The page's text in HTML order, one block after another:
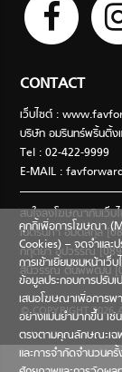
CONTACT
เว็บไซต์ :
บริษัท อมรินทร์พริ้นติ้
Tel : 02-422-9999
E-MAIL :
สนใจลงโฆษณากับเว็บ
เนตรนภา อมตสกุล
กฤตยา อุปวรรณ
สินีวรรณ ตันพิพัฒน์
© COPYRIGHT 2026
คุกกี้เพื่อการโฆษณา
Cookies) – จดจำและ
การเข้าเยี่ยมชมหน้าเว็
ข้อมูลประกอบการปรับ
เสนอโฆษณาเพื่อการพ
อย่างแม่นยำมากขึ้น เ
ตรงตามคุณลักษณะเฉ
และการจำกัดจำนวนค